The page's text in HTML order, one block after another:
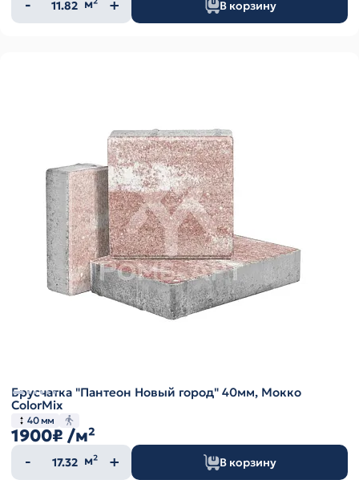
товара
м² В корзину
Брусчатка "Пантеон Новый город" 40мм, Мокко
ColorMix
40 мм
1900₽ /м²
Количество
товара
м² В корзину